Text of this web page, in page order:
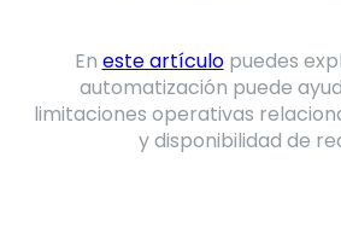
En este artículopuedes
automatización puede
limitaciones operativas
y disponibilidad de